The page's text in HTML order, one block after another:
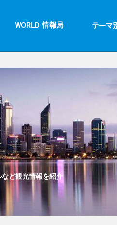
ど観光情報を紹介